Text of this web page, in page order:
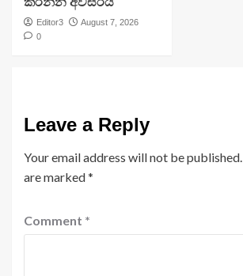
Editor3
August 7, 2026
0
Leave a Reply
Your email address will not be published.
are marked*
Comment *